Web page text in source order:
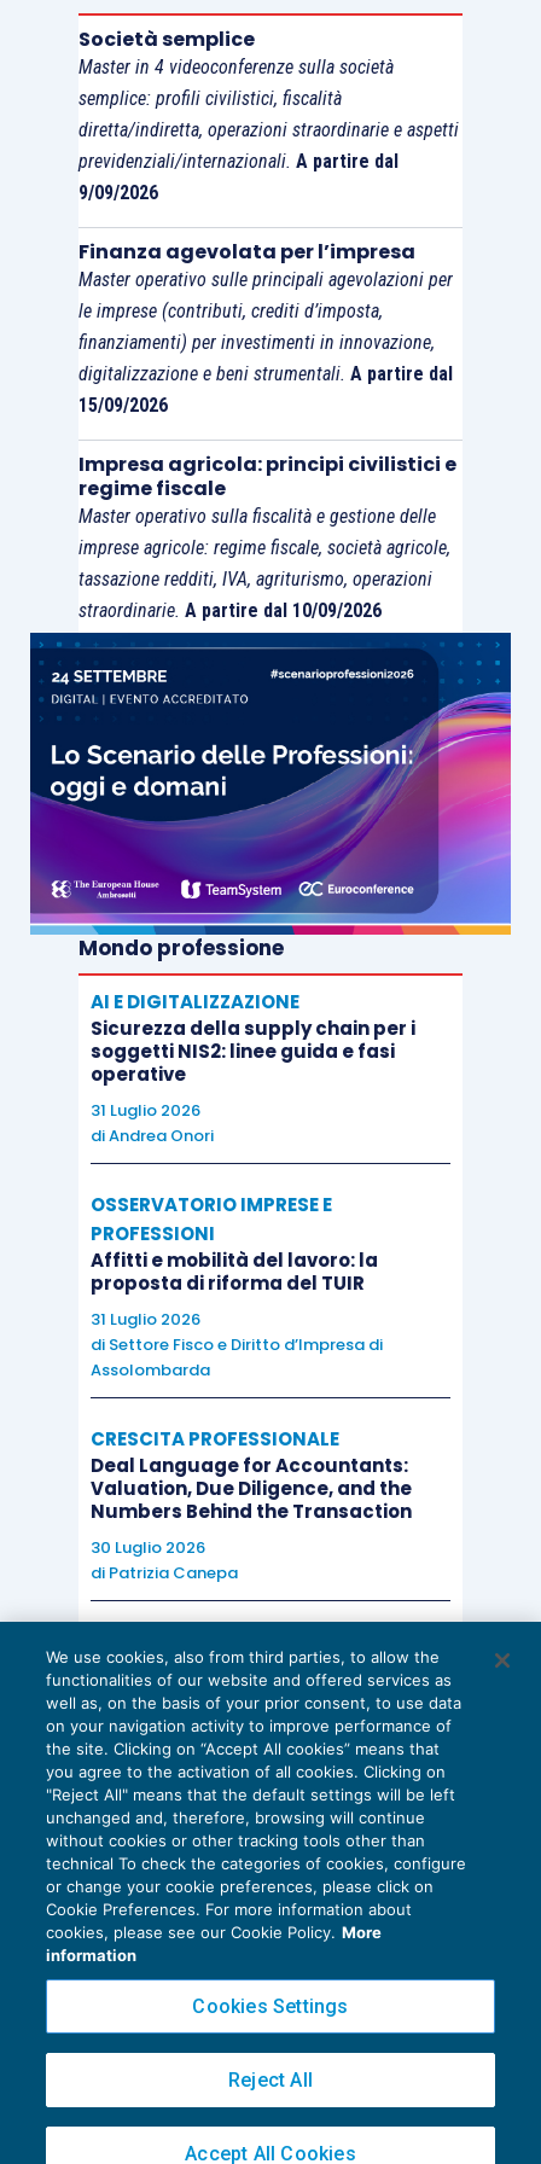
garantire la funzionalità degli impianti portuali
giova ricordare che in base all’articolo 1, comma
992, della Legge Finanziaria per il 2007
296/2006), ai sensi e per gli effetti del citato
articolo 3, comma 13, D.L. 90/1990
realizzazione in porti già esistenti di opere previste
nel piano regolatore portualee nelle relative varianti
ovvero qualificate comeadeguamenti tecnico-
funzionali
sono da intendersi quali
attività di
ampliamento, ammodernamento e riqualificazione
degli stessi».
Quindi, sulla base delquadro normativo di
riferimento e dei correlati chiarimenti di prassi
il regime di non imponibilità Iva è limitatoai soli
servizi prestati nei porti, intesi come«complessi
interventi strutturali da realizzare su impianti già
esistentie aventi come fine immediato, il loro
funzionamento e manutenzione oppure il loro
ammodernamento, ampliamento e riqualificazione»
con la conseguenza che, come chiarito dai
documenti di prassi, è ammissibilel’applicazione
del regime di non imponibilità soltanto laddove
venga provata lastretta correlazione e
riconducibilità delle operazioni in argomento
a
un
unico complesso intervento,ancorché rese
da soggetti diversi.
Ciò posto, sulla base di quanto evidenziato nella
citatarisposta all’interpello n. 501/2020:
il contribuente istante nulla ha
specificato circa le eventuali fasi relative
vario titolo,realizzano gli interventi;
il chiarimento si esprime, pertanto,
unicamentesull’applicazione del regime
di non imponibilità Iva
comma 1, n. 6), D.P.R. 633/1972
aspetto rilevante, a parere dell’Agenzia
delle entrate, è quello oggettivo, ovvero la
riconducibilità delle prestazioni tra
quelle previste dalla norma citata e non
intercorrere tra i vari soggetti
interessati.
In conclusione, se leprestazioni disciplinate dai
vari contratti stipulati tra i diversi soggetti
coinvolti nell’intervento rientranotra quelle di
cui al citato articolo 9, comma 1, numero 6),
D.P.R. 633/1972, l’Agenzia delle entrate
applicabile la non imponibilità Iva prevista
norma anchealle prestazioni rese dai
subappaltatori alla Società.
Società semplice
Master in 4 videoconferenze sulla società
semplice: profili civilistici, fiscalità
diretta/indiretta, operazioni straordinarie e aspetti
previdenziali/internazionali. A partire dal
9/09/2026
Finanza agevolata per l’impresa
Master operativo sulle principali agevolazioni per
le imprese (contributi, crediti d’imposta,
finanziamenti) per investimenti in innovazione,
digitalizzazione e beni strumentali. A partire dal
15/09/2026
Impresa agricola: principi civilistici e
regime fiscale
Master operativo sulla fiscalità e gestione delle
imprese agricole: regime fiscale, società agricole,
tassazione redditi, IVA, agriturismo, operazioni
straordinarie. A partire dal 10/09/2026
Mondo professione
AI E DIGITALIZZAZIONE
Sicurezza della supply chain per i
soggetti NIS2: linee guida e fasi
operative
31 Luglio 2026
diAndrea Onori
OSSERVATORIO IMPRESE E
PROFESSIONI
Affitti e mobilità del lavoro: la
proposta di riforma del TUIR
31 Luglio 2026
di Settore Fisco e Diritto d’Impresa di
Assolombarda
CRESCITA PROFESSIONALE
Deal Language for Accountants:
Valuation, Due Diligence, and the
Numbers Behind the Transaction
30 Luglio 2026
di Patrizia Canepa
EU AI Act e studi professionali: le
scadenze concrete
27 Luglio 2026
di Diego BarberieStefano Dovier
Privacy Policy
Cookie Policy
Copyright 2016 ©Gruppo Euroconference S.p.A.v2.32.4
Piazza Luigi Einaudi, 10N01 - 20124 Milano - info@ecnews.it
02776120236
We use cookies, also from third parties, to allow the
functionalities of our website and offered services as
well as, on the basis of your prior consent, to use data
on your navigation activity to improve performance of
the site. Clicking on “Accept All cookies” means that
you agree to the activation of all cookies. Clicking on
"Reject All" means that the default settings will be left
unchanged and, therefore, browsing will continue
without cookies or other tracking tools other than
technical To check the categories of cookies, configure
or change your cookie preferences, please click on
Cookie Preferences. For more information about
cookies, please see our Cookie Policy. More
information
Cookies Settings
Reject All
Accept All Cookies